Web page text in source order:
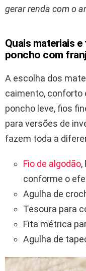
gerar renda com o
Quais materiais
poncho com
A escolha dos
caimento, conforto
poncho leve, fios
para versões de
fazem toda a
Fio de algodão,
conforme o
Agulha de
Tesoura para
Fita métrica
Agulha de